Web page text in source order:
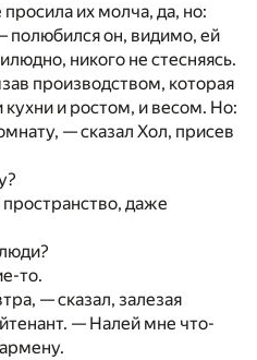
их молча, да, но:
он, видимо, ей
никого не стесняясь.
производством, которая
кухни и ростом, и весом. Но:
— сказал Хол, присев
даже
то.
— сказал, залезая
— Налей мне что-